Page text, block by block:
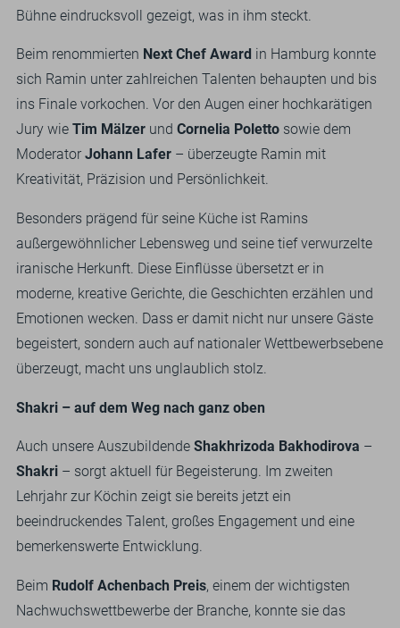
Bühne eindrucksvoll gezeigt, was in ihm steckt.
Beim renommierten Next Chef Award in Hamburg konnte
sich Ramin unter zahlreichen Talenten behaupten und bis
ins Finale vorkochen. Vor den Augen einer hochkarätigen
Jury wieTim Mälzer undCornelia Poletto sowie dem
ModeratorJohann Lafer – überzeugte Ramin mit
Kreativität, Präzision und Persönlichkeit.
Besonders prägend für seine Küche ist Ramins
außergewöhnlicher Lebensweg und seine tief verwurzelte
iranische Herkunft. Diese Einflüsse übersetzt er in
moderne, kreative Gerichte, die Geschichten erzählen und
Emotionen wecken. Dass er damit nicht nur unsere Gäste
begeistert, sondern auch auf nationaler Wettbewerbsebene
überzeugt, macht uns unglaublich stolz.
Shakri – auf dem Weg nach ganz oben
Auch unsere AuszubildendeShakhrizoda Bakhodirova –
Shakri – sorgt aktuell für Begeisterung. Im zweiten
Lehrjahr zur Köchin zeigt sie bereits jetzt ein
beeindruckendes Talent, großes Engagement und eine
bemerkenswerte Entwicklung.
Beim Rudolf Achenbach Preis, einem der wichtigsten
Nachwuchswettbewerbe der Branche, konnte sie das